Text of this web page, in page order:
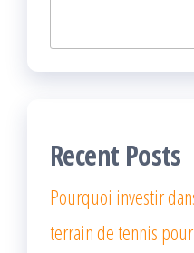
Recent Posts
Pourquoi investir
terrain de tennis